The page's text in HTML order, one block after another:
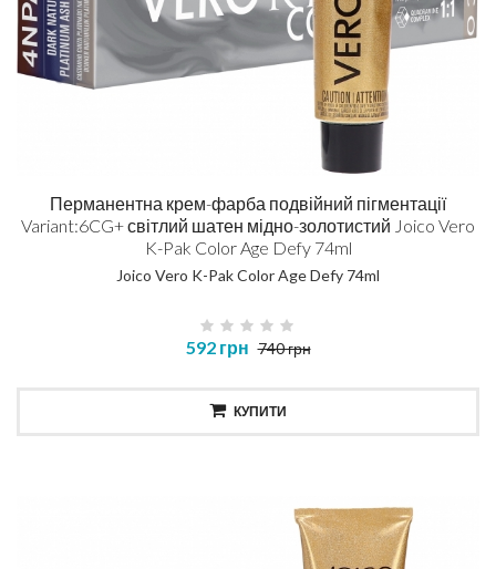
Перманентна крем-фарба подвійний пігментації
Variant:6CG+ світлий шатен мідно-золотистий Joico Vero
K-Pak Color Age Defy 74ml
Joico Vero K-Pak Color Age Defy 74ml
592 грн 740 грн
КУПИТИ